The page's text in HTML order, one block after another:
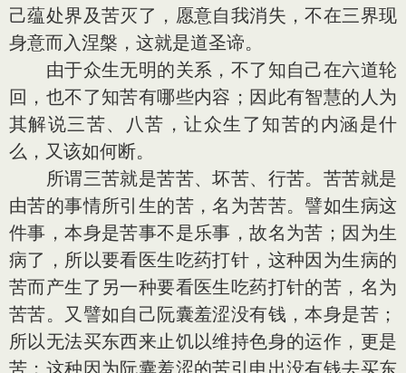
己蕴处界及苦灭了，愿意自我消失，不在三界现
身意而入涅槃，这就是道圣谛。
由于众生无明的关系，不了知自己在六道轮
回，也不了知苦有哪些内容；因此有智慧的人为
其解说三苦、八苦，让众生了知苦的内涵是什
么，又该如何断。
所谓三苦就是苦苦、坏苦、行苦。苦苦就是
由苦的事情所引生的苦，名为苦苦。譬如生病这
件事，本身是苦事不是乐事，故名为苦；因为生
病了，所以要看医生吃药打针，这种因为生病的
苦而产生了另一种要看医生吃药打针的苦，名为
苦苦。又譬如自己阮囊羞涩没有钱，本身是苦；
所以无法买东西来止饥以维持色身的运作，更是
苦；这种因为阮囊羞涩的苦引申出没有钱去买东